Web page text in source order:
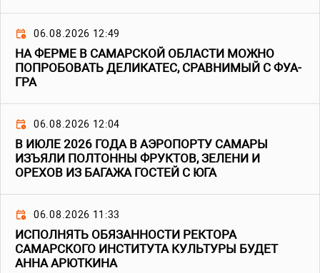
06.08.2026 12:49
НА ФЕРМЕ В САМАРСКОЙ ОБЛАСТИ МОЖНО
ПОПРОБОВАТЬ ДЕЛИКАТЕС, СРАВНИМЫЙ С ФУА-
ГРА
06.08.2026 12:04
В ИЮЛЕ 2026 ГОДА В АЭРОПОРТУ САМАРЫ
ИЗЪЯЛИ ПОЛТОННЫ ФРУКТОВ, ЗЕЛЕНИ И
ОРЕХОВ ИЗ БАГАЖА ГОСТЕЙ С ЮГА
06.08.2026 11:33
ИСПОЛНЯТЬ ОБЯЗАННОСТИ РЕКТОРА
САМАРСКОГО ИНСТИТУТА КУЛЬТУРЫ БУДЕТ
АННА АРЮТКИНА